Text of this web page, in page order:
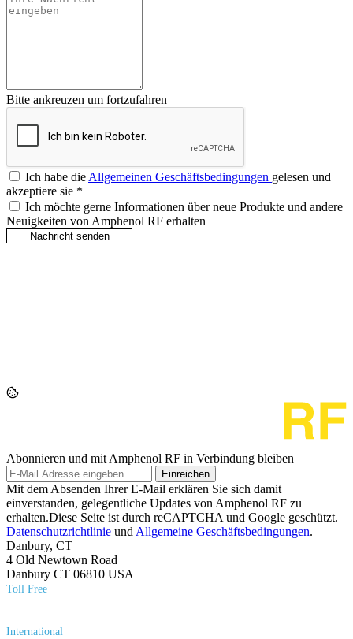
Bitte ankreuzen um fortzufahren
Ich habe dieAllgemeinen Geschäftsbedingungen gelesen und
akzeptiere sie *
Ich möchte gerne Informationen über neue Produkte und andere
Neuigkeiten von Amphenol RF erhalten
Abonnieren und mit Amphenol RF in Verbindung bleiben
Einreichen
Mit dem Absenden Ihrer E-Mail erklären Sie sich damit
einverstanden, gelegentliche Updates von Amphenol RF zu
erhalten.Diese Seite ist durch reCAPTCHA und Google geschützt.
Datenschutzrichtlinie und Allgemeine Geschäftsbedingungen.
Danbury, CT
4 Old Newtown Road
Danbury CT 06810 USA
Toll Free
International